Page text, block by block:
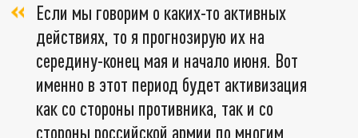
Если мы говорим о каких-то активных
действиях, то я прогнозирую их на
середину-конец мая и начало июня. Вот
именно в этот период будет активизация
как со стороны противника, так и со
стороны российской армии по многим